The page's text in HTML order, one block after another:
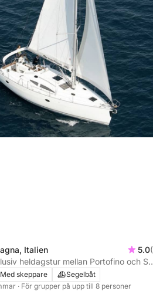
Italien 5.0
heldagstur mellan Portofino och
med aperitif och vinprovning
Med skeppare
Segelbåt
· För grupper på upp till 8 personer